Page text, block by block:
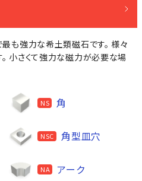
も強力な希土類磁石です。 様々
小さくて強力な磁力が必要な場
NS 角
NSC 角型皿穴
NA アーク